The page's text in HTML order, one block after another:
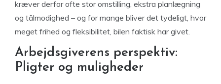
kræver derfor ofte stor omstilling, ekstra planlægning
og tålmodighed – og for mange bliver det tydeligt, hvor
meget frihed og fleksibilitet, bilen faktisk har givet.
Arbejdsgiverens perspektiv:
Pligter og muligheder